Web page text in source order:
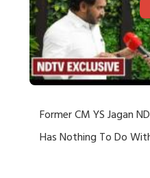
Former CM YS Jagan
Has Nothing To Do